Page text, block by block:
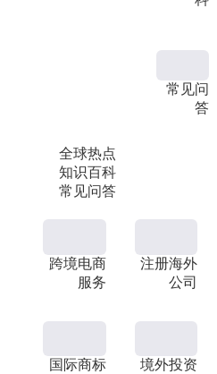
全球热点
知识百科
常见问答
常见问
答
跨境电商
服务
注册海外
公司
国际商标
境外投资